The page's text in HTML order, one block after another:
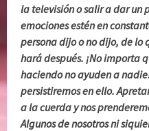
la televisión o salir a dar un
emociones estén en
persona dijo o no dijo, de lo
hará después. ¡No importa
haciendo no ayuden a
persistiremos en ello.
a la cuerda y nos
Algunos de nosotros ni